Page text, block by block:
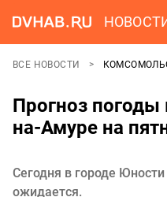
ВСЕ НОВОСТИ
Прогноз
на-Амуре на
Сегодня в городе
ожидается.